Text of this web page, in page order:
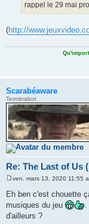
rappel le 29 mai
(http://
Scarabéaware
Terminabot
Re: The Last of Us
s
s
a
g
ven. mars 13, 2020 11:55
Eh ben c'est chouette
musiques du jeu
d'ailleurs ?